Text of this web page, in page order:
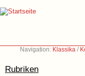
Navigation: Klassika /
Rubriken